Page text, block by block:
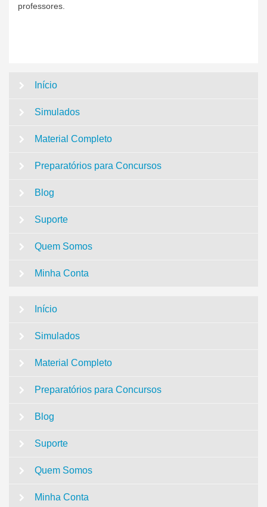
professores.
Início
Simulados
Material Completo
Preparatórios para Concursos
Blog
Suporte
Quem Somos
Minha Conta
Início
Simulados
Material Completo
Preparatórios para Concursos
Blog
Suporte
Quem Somos
Minha Conta